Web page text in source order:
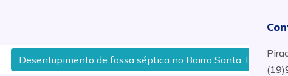
Desentupimento de fossa séptica no Bairro Santa Terezinha em